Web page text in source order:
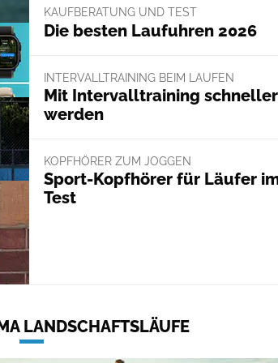
KAUFBERATUNG UND TEST
Die besten Laufuhren 2026
INTERVALLTRAINING BEIM LAUFEN
Mit Intervalltraining schneller
werden
KOPFHÖRER ZUM JOGGEN
Sport-Kopfhörer für Läufer
Test
LANDSCHAFTSLÄUFE